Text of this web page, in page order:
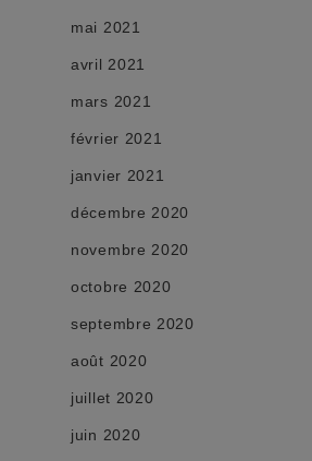
mai 2021
avril 2021
mars 2021
février 2021
janvier 2021
décembre 2020
novembre 2020
octobre 2020
septembre 2020
août 2020
juillet 2020
juin 2020